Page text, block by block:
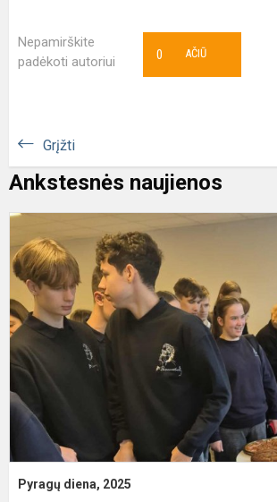
Nepamirškite
padėkoti autoriui
AČIŪ
0
Grįžti
Ankstesnės naujienos
Pyragų diena, 2025